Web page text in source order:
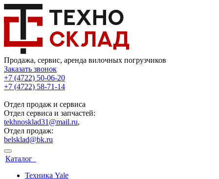
Продажа, сервис, аренда вилочных погрузчиков
Заказать звонок
+7 (4722) 50-06-20
+7 (4722) 58-71-14
Отдел продаж и сервиса
Отдел сервиса и запчастей:
tekhnosklad31@mail.ru,
Отдел продаж:
belsklad@bk.ru
Каталог
Техника Yale